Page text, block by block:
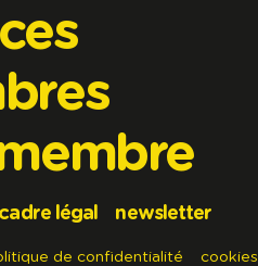
cadre légal newsletter
de confidentialité cookies